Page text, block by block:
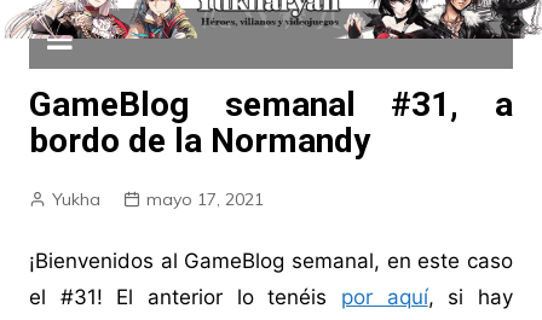
GameBlog semanal #31, a
bordo de la Normandy
Yukha mayo 17, 2021
¡Bienvenidos al GameBlog semanal, en este caso
el #31! El anterior lo tenéis por aquí, si hay